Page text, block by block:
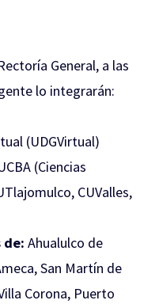
General, a las
lo integrarán:
(UDGVirtual)
(Ciencias
CUValles,
de: Ahualulco de
San Martín de
Corona, Puerto